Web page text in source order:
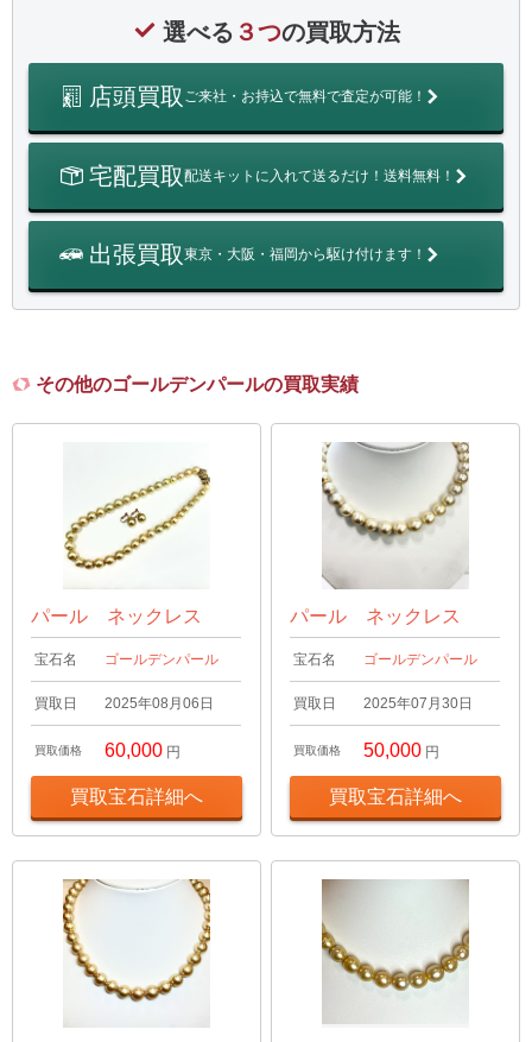
選べる ３つの買取方法
店頭買取 ご来社・お持込で無料で査定が可能！
宅配買取配送キットに入れて送るだけ！送料無料！
出張買取東京・大阪・福岡から駆け付けます！
その他のゴールデンパールの買取実績
パール ネックレス
宝石名 ゴールデンパール
買取日 2025年08月06日
買取価格 60,000 円
買取宝石詳細へ
パール ネックレス
宝石名 ゴールデンパール
買取日 2025年07月30日
買取価格 50,000 円
買取宝石詳細へ